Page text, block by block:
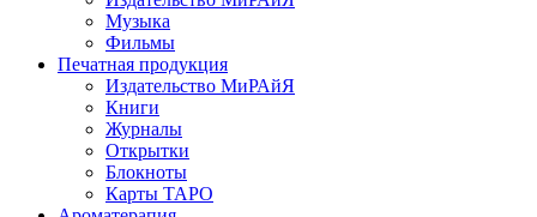
Музыка
Фильмы
Печатная продукция
Издательство МиРАйЯ
Книги
Журналы
Открытки
Блокноты
Карты ТАРО